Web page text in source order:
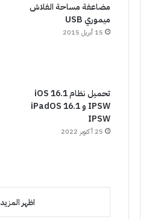
مضاعفة مساحة الفلاش
ميموري USB
15 أبريل 2015
تحميل نظام iOS 16.1
IPSW و iPadOS 16.1
IPSW
25 أكتوبر 2022
اظهر المزيد